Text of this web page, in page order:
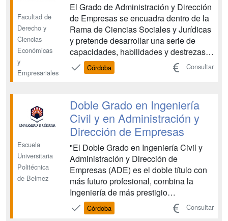
Facultad de
Derecho y
Ciencias
Económicas
y
Empresariales
El Grado de Administración y Dirección
de Empresas se encuadra dentro de la
Rama de Ciencias Sociales y Jurídicas
y pretende desarrollar una serie de
capacidades, habilidades y destrezas
que doten a los estudiantes de los
conocimientos y de las competencias
las funcione...
Córdoba Consultar
Escuela
Universitaria
Politécnica
de Belmez
Doble Grado en Ingeniería
Civil y en Administración y
Dirección de Empresas
"El Doble Grado en Ingeniería Civil y
Administración y Dirección de
Empresas (ADE) es el doble título con
más futuro profesional, combina la
Ingeniería de más prestigio
Internacional y reconocimiento social,
con los estudios de ADE, que son los
Córdoba Consultar